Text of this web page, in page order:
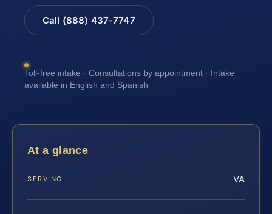
Call (888) 437-7747
Toll-free intake · Consultations by appointment · Intake
available in English and Spanish
At a glance
SERVING VA